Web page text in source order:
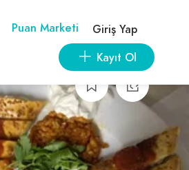
Puan Marketi
Giriş Yap
Kayıt Ol